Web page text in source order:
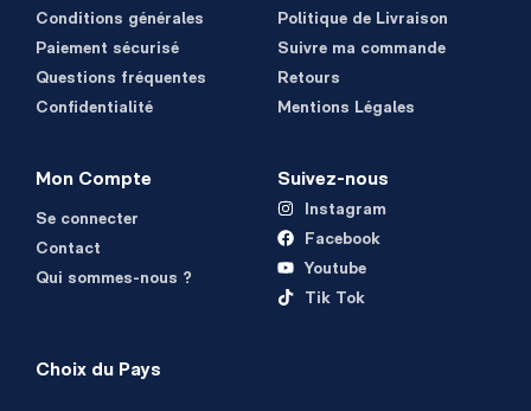
Conditions générales
Paiement sécurisé
Questions fréquentes
Confidentialité
Politique de Livraison
Suivre ma commande
Retours
Mentions Légales
Mon Compte
Se connecter
Contact
Qui sommes-nous ?
Suivez-nous
Instagram
Facebook
Youtube
Tik Tok
Choix du Pays